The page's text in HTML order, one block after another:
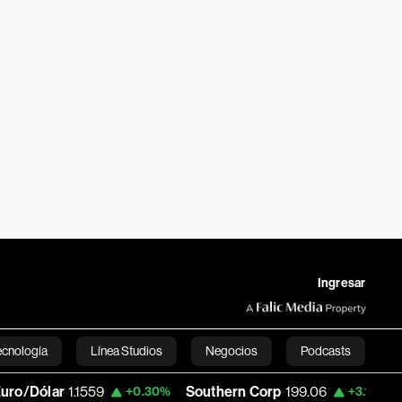
Ingresar
Línea Studios Negocios Podcasts
English
1.1559 +0.30% Southern Corp 199.06 +3.12% Copa